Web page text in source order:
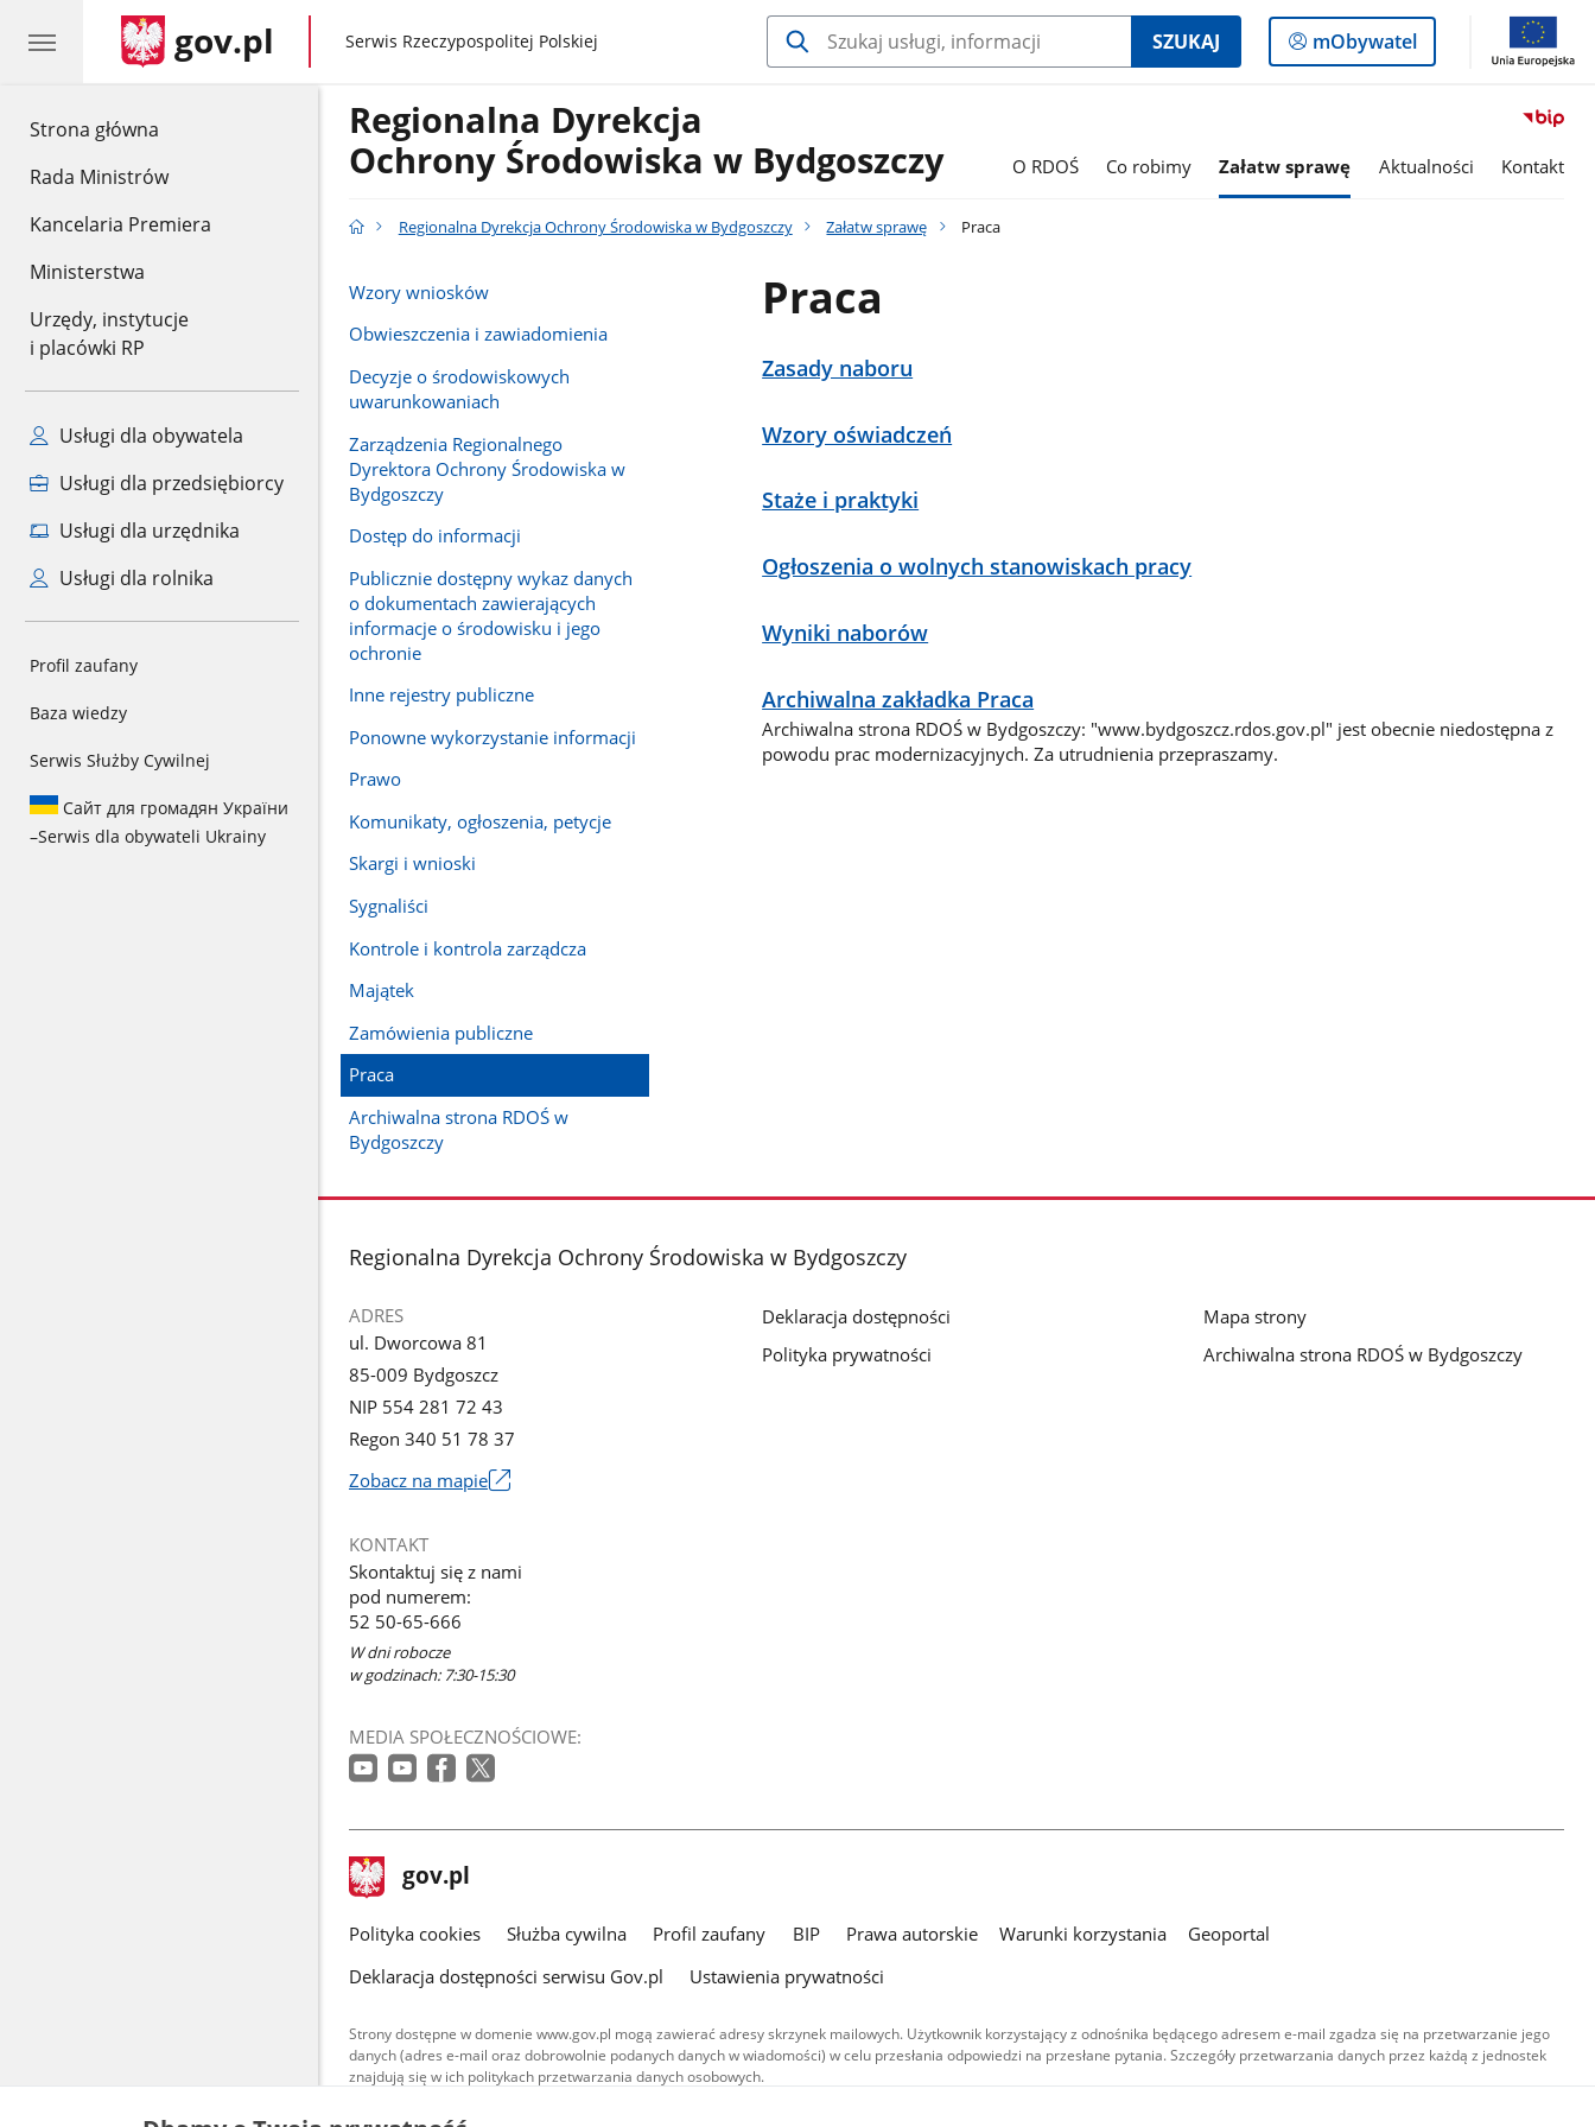
Strona główna
Rada Ministrów
Kancelaria Premiera
Ministerstwa
Urzędy, instytucje
i placówki RP
Usługi dla obywatela
Usługi dla przedsiębiorcy
Usługi dla urzędnika
Usługi dla rolnika
Profil zaufany
Baza wiedzy
Serwis Służby Cywilnej
Сайт для громадян України
–Serwis dla obywateli Ukrainy
gov.pl gov.pl
Serwis Rzeczypospolitej Polskiej SZUKAJ
Logowanie
do
mObywatel
Regionalna Dyrekcja
Ochrony Środowiska w Bydgoszczy
O RDOŚ Co robimy Załatw sprawę Aktualności Kontakt
Regionalna Dyrekcja Ochrony Środowiska w Bydgoszczy Załatw sprawę Praca
Wzory wniosków
Obwieszczenia i zawiadomienia
Decyzje o środowiskowych
uwarunkowaniach
Zarządzenia Regionalnego
Dyrektora Ochrony Środowiska w
Bydgoszczy
Dostęp do informacji
Publicznie dostępny wykaz danych
o dokumentach zawierających
informacje o środowisku i jego
ochronie
Inne rejestry publiczne
Ponowne wykorzystanie informacji
Prawo
Komunikaty, ogłoszenia, petycje
Skargi i wnioski
Sygnaliści
Kontrole i kontrola zarządcza
Majątek
Zamówienia publiczne
Praca
Archiwalna strona RDOŚ w
Bydgoszczy
Praca
Zasady naboru
Wzory oświadczeń
Staże i praktyki
Ogłoszenia o wolnych stanowiskach pracy
Wyniki naborów
Archiwalna zakładka Praca
Archiwalna strona RDOŚ w Bydgoszczy: "www.bydgoszcz.rdos.gov.pl" jest obecnie niedostępna z
powodu prac modernizacyjnych. Za utrudnienia przepraszamy.
stopka
Regionalna Dyrekcja Ochrony Środowiska w Bydgoszczy
ADRES
ul. Dworcowa 81
85-009 Bydgoszcz
NIP 554 281 72 43
Regon 340 51 78 37
Zobacz na mapie
się
w
nowym
oknie
KONTAKT
Skontaktuj się z nami
pod numerem:
52 50-65-666
W dni robocze
w godzinach: 7:30-15:30
MEDIA SPOŁECZNOŚCIOWE:
Deklaracja dostępności
Polityka prywatności
Mapa strony
Archiwalna strona RDOŚ w Bydgoszczy
stopka
gov.pl Strona
gov.pl
gov.pl
Polityka cookies Służba cywilna Profil zaufany BIP Prawa autorskie Warunki korzystania
Geoportal
Deklaracja dostępności serwisu Gov.pl
Ustawienia prywatności
Strony dostępne w domenie www.gov.pl mogą zawierać adresy skrzynek mailowych. Użytkownik korzystający z odnośnika będącego adresem e-mail zgadza się na przetwarzanie jego
danych (adres e-mail oraz dobrowolnie podanych danych w wiadomości) w celu przesłania odpowiedzi na przesłane pytania. Szczegóły przetwarzania danych przez każdą z jednostek
znajdują się w ich politykach przetwarzania danych osobowych.
Treści tekstowe publikowane w serwisie (z wyłączeniem treści audiowizualnych), są